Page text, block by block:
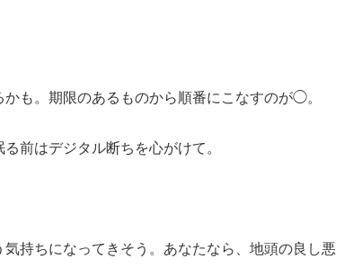
も。期限のあるものから順番にこなすのが◯。
前はデジタル断ちを心がけて。
持ちになってきそう。あなたなら、地頭の良し悪